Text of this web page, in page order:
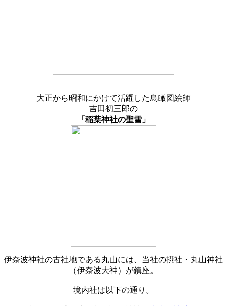
大正から昭和にかけて活躍した鳥瞰図絵師
吉田初三郎の
「稲葉神社の聖雪」
伊奈波神社の古社地である丸山には、当社の摂社・丸山神社
（伊奈波大神）が鎮座。
境内社は以下の通り。